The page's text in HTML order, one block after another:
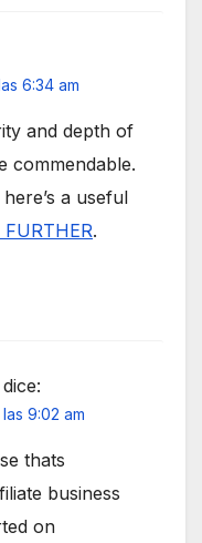
6:34 am
and depth of
commendable.
a useful
FURTHER.
dice:
9:02 am
thats
business
on